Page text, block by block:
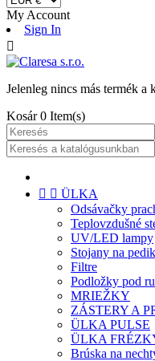
My Account
Sign In

Jelenleg nincs más termék a
Kosár 0 Item(s)
  ÜLKA
Odsávačky
Teplovzdušné
UV/LED lampy
Stojany na
Filtre
Podložky pod
MRIEŽKY
ZÁSTERY A
ÜLKA PULSE
ÜLKA
Brúska na